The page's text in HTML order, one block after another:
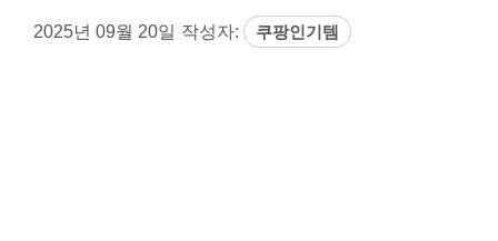
2025년 09월 20일 작성자: 쿠팡인기템